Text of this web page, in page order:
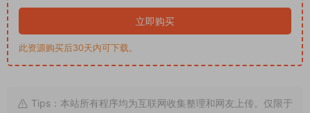
立即购买
此资源购买后30天内可下载。
Tips：本站所有程序均为互联网收集整理和网友上传。仅限于